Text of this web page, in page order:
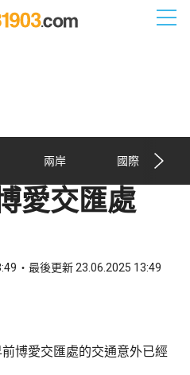
兩岸 國際
愛交匯處
最後更新 23.06.2025 13:49
博愛交匯處的交通意外已經